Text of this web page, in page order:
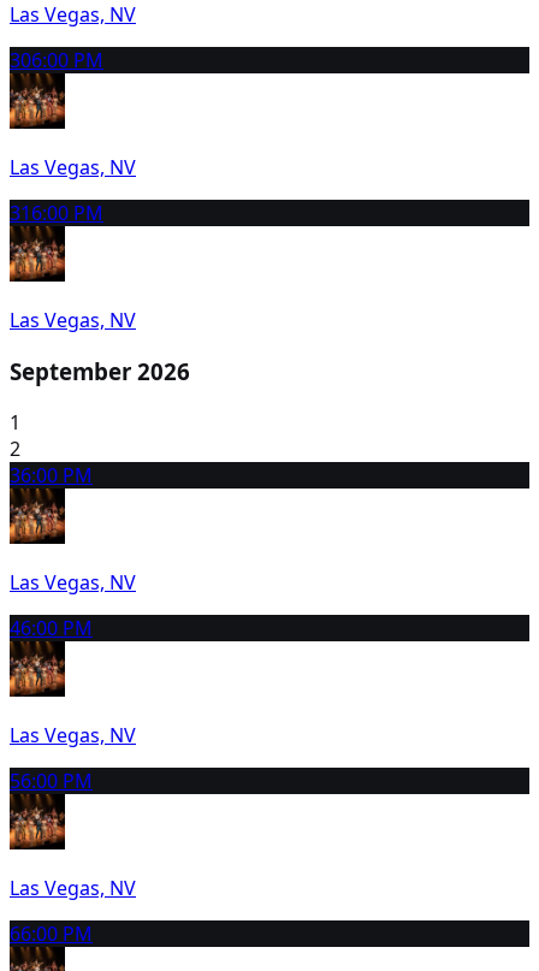
Las Vegas, NV
306:00 PM
Las Vegas, NV
316:00 PM
Las Vegas, NV
September 2026
1
2
36:00 PM
Las Vegas, NV
46:00 PM
Las Vegas, NV
56:00 PM
Las Vegas, NV
66:00 PM